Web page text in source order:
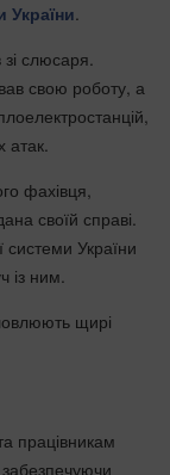
України.
слюсаря.
свою роботу, а
атак.
фахівця,
своїй справі.
системи України
із ним.
щирі
працівникам
забезпечуючи